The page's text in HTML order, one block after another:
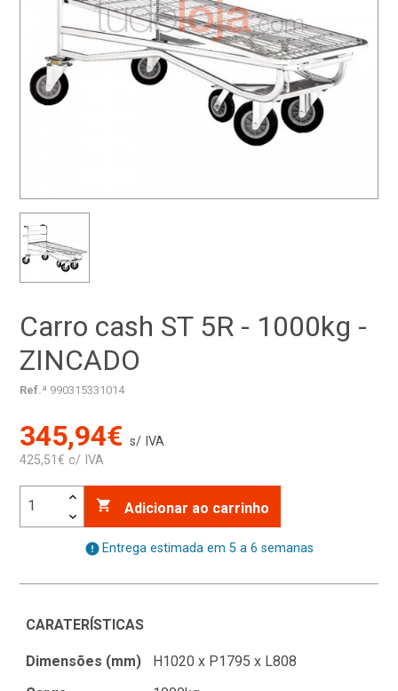
Carro cash ST 5R - 1000kg -
ZINCADO
Ref.ª 990315331014
345,94€ s/ IVA
425,51€ c/ IVA
 Adicionar ao carrinho
error Entrega estimada em 5 a 6 semanas
CARATERÍSTICAS
Dimensões (mm)
H1020 x P1795 x L808